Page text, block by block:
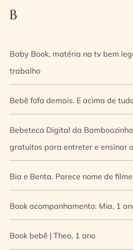
B
Baby Book, matéria na tv bem
trabalho
Bebê fofa demais. E acima de
Bebeteca Digital da
gratuitos para entreter e ensinar
Bia e Benta. Parece nome de
Book acompanhamento: Mia, 1
Book bebê | Theo, 1 ano